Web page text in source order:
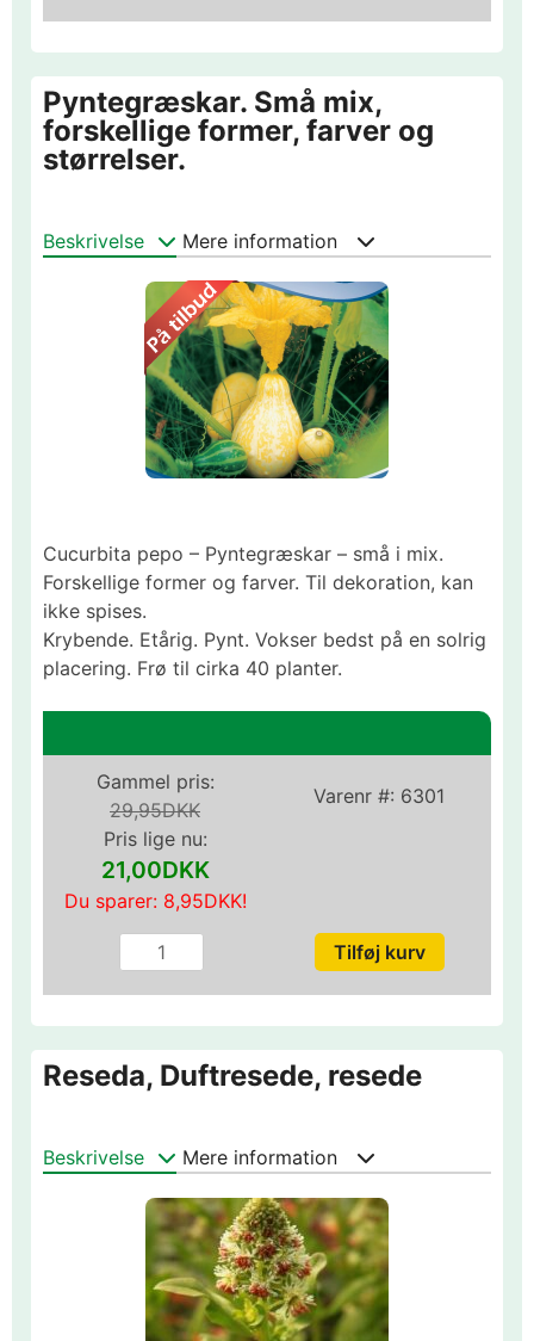
Pyntegræskar. Små mix,
forskellige former, farver og
størrelser.
Beskrivelse Mere information
Cucurbita pepo – Pyntegræskar – små i mix.
Forskellige former og farver. Til dekoration, kan
ikke spises.
Krybende. Etårig. Pynt. Vokser bedst på en solrig
placering. Frø til cirka 40 planter.
Varenr #: 6301
Gammel pris:
29,95DKK
Pris lige nu:
21,00DKK
Du sparer: 8,95DKK!
Reseda, Duftresede, resede
Beskrivelse Mere information